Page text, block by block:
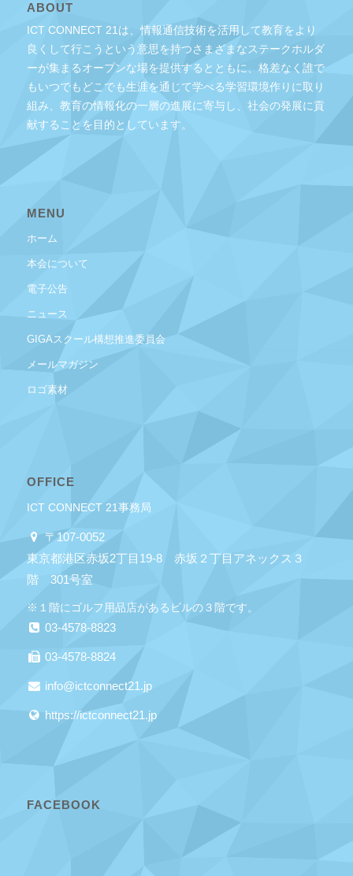
ABOUT
ICT CONNECT 21は、情報通信技術を活用して教育をより
良くして行こうという意思を持つさまざまなステークホルダ
ーが集まるオープンな場を提供するとともに、格差なく誰で
もいつでもどこでも生涯を通じて学べる学習環境作りに取り
組み、教育の情報化の一層の進展に寄与し、社会の発展に貢
献することを目的としています。
MENU
ホーム
本会について
電子公告
ニュース
GIGAスクール構想推進委員会
メールマガジン
ロゴ素材
OFFICE
ICT CONNECT 21事務局
〒107-0052
東京都港区赤坂2丁目19-8 赤坂２丁目アネックス３
階 301号室
※１階にゴルフ用品店があるビルの３階です。
03-4578-8823
03-4578-8824
info@ictconnect21.jp
https://ictconnect21.jp
FACEBOOK